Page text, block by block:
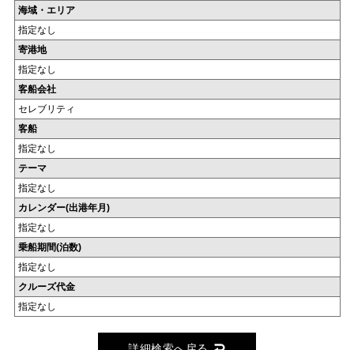
海域・エリア
指定なし
寄港地
指定なし
客船会社
セレブリティ
客船
指定なし
テーマ
指定なし
カレンダー(出港年月)
指定なし
乗船期間(泊数)
指定なし
クルーズ代金
指定なし